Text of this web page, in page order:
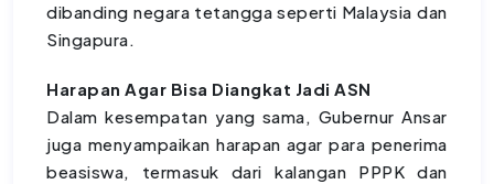
dibanding negara tetangga seperti Malaysia dan
Singapura.
Harapan Agar Bisa Diangkat Jadi ASN
Dalam kesempatan yang sama, Gubernur Ansar
juga menyampaikan harapan agar para penerima
beasiswa, termasuk dari kalangan PPPK dan